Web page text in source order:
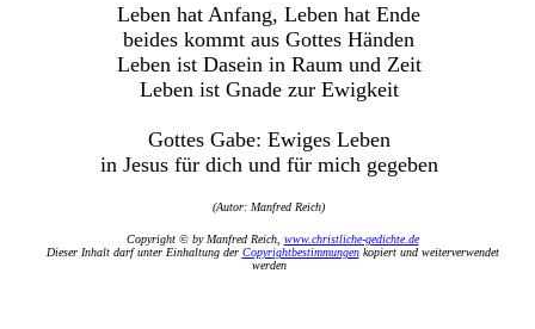
Leben hat Anfang, Leben hat Ende
beides kommt aus Gottes Händen
Leben ist Dasein in Raum und Zeit
Leben ist Gnade zur Ewigkeit
Gottes Gabe: Ewiges Leben
in Jesus für dich und für mich gegeben
(Autor: Manfred Reich)
Copyright © by Manfred Reich, www.christliche-gedichte.de
Dieser Inhalt darf unter Einhaltung der Copyrightbestimmungenkopiert und weiterverwendet
werden